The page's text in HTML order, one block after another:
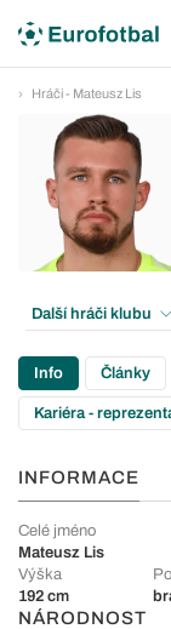
Hráči - Mateusz Lis
Další hráči klubu
Info Články
Kariéra -
INFORMACE
Celé jméno
Mateusz Lis
Výška
192 cm
NÁRODNOST